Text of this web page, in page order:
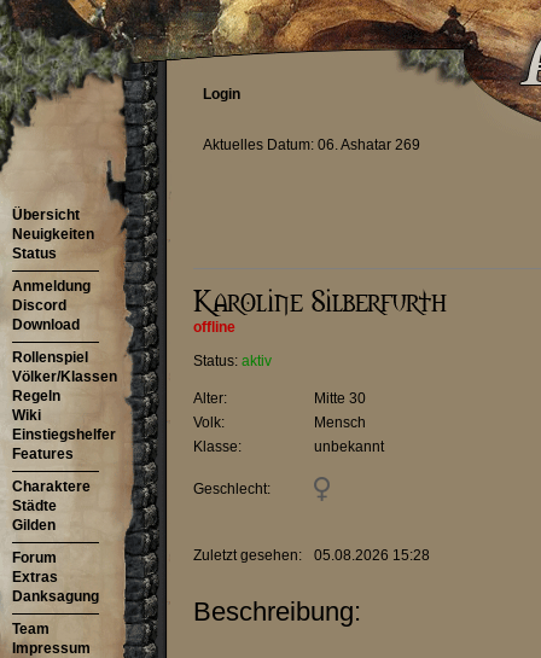
Login
Aktuelles Datum: 06. Ashatar 269
Übersicht
Neuigkeiten
Status
Anmeldung
Discord
Download
Rollenspiel
Völker/Klassen
Regeln
Wiki
Einstiegshelfer
Features
Charaktere
Städte
Gilden
Forum
Extras
Danksagung
Team
Impressum
offline
Status: aktiv
Alter:
Mitte 30
Volk:
Mensch
Klasse:
unbekannt
Geschlecht:
Zuletzt gesehen: 05.08.2026 15:28
Beschreibung: